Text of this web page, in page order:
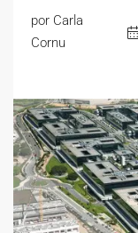
por Carla
Cornu